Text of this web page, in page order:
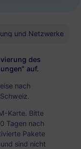
Details
und Netzwerke
des
auf.
nach
Karte. Bitte
Tagen nach
Pakete
sind nicht